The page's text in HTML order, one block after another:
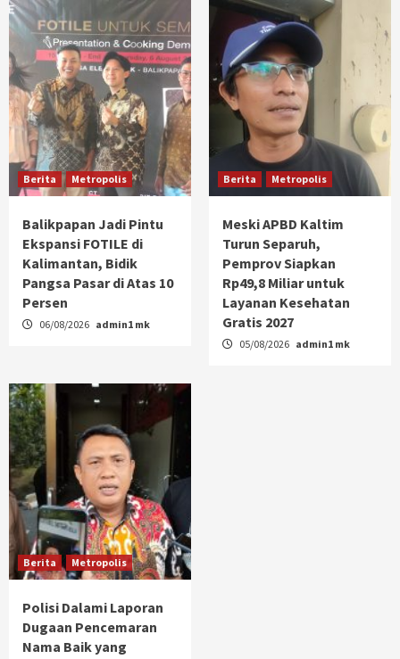
Berita Metropolis
Balikpapan Jadi Pintu
Ekspansi FOTILE di
Kalimantan, Bidik
Pangsa Pasar di Atas 10
Persen
06/08/2026 admin1 mk
Berita Metropolis
Meski APBD Kaltim
Turun Separuh,
Pemprov Siapkan
Rp49,8 Miliar untuk
Layanan Kesehatan
Gratis 2027
05/08/2026 admin1 mk
Berita Metropolis
Polisi Dalami Laporan
Dugaan Pencemaran
Nama Baik yang